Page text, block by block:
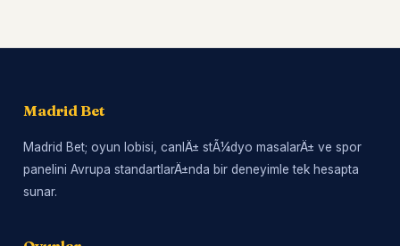
Madrid Bet
Madrid Bet; oyun lobisi, canlÄ± stÃ¼dyo masalarÄ± ve spor
panelini Avrupa standartlarÄ±nda bir deneyimle tek hesapta
sunar.